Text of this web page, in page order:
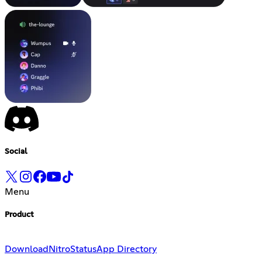
Social
Menu
Product
Download NitroStatusApp Directory